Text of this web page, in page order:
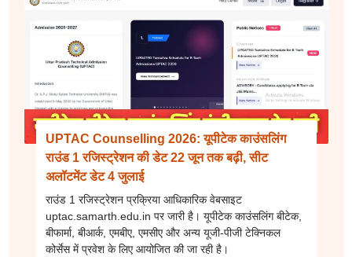
UPTAC Counselling 2026: यूपीटेक काउंसलिंग
राउंड 1 रजिस्ट्रेशन की डेट 22 जून तक बढ़ी, सीट
अलॉटमेंट डेट 4 जुलाई
राउंड 1 रजिस्ट्रेशन प्रक्रिया आधिकारिक वेबसाइट
uptac.samarth.edu.in पर जारी है। यूपीटेक काउंसलिंग बीटेक,
बीफार्मा, बीआर्क, एमबीए, एमसीए और अन्य यूजी-पीजी टेक्निकल
कोर्सेस में प्रवेश के लिए आयोजित की जा रही है।